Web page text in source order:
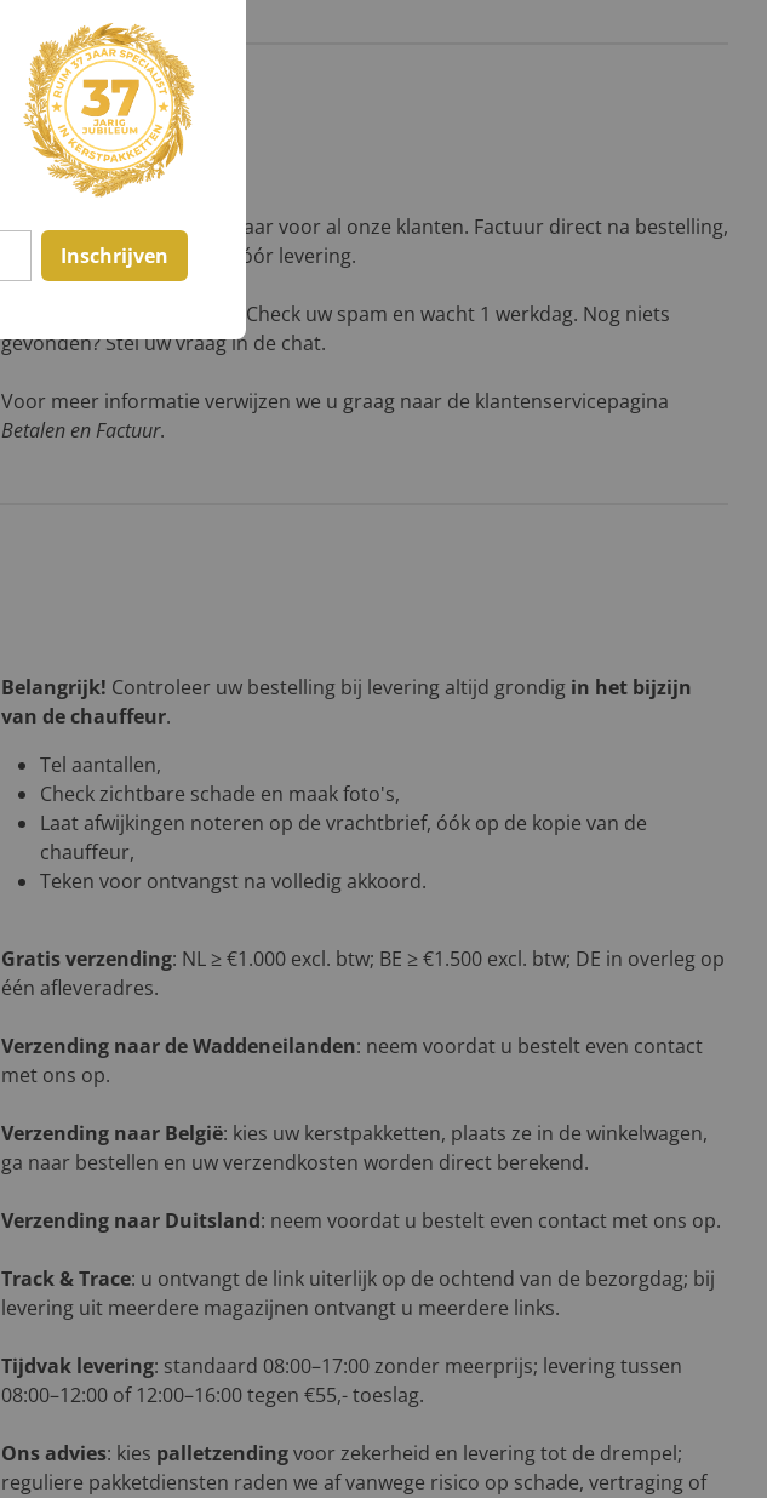
Vooruitbetalen?Beschikbaar voor al onze klanten. Factuur direct na bestelling,
betaling uiterlijk 2 weken vóór levering.
Check uw spam en wacht 1 werkdag. Nog niets
gevonden? Stel uw vraag in de chat.
Voor meer informatie verwijzen we u graag naar de klantenservicepagina
Betalen en Factuur.
Belangrijk! Controleer uw bestelling bij levering altijd grondig in het bijzijn
van de chauffeur.
Tel aantallen,
Check zichtbare schade en maak foto's,
Laat afwijkingen noteren op de vrachtbrief, óók op de kopie van de
chauffeur,
Teken voor ontvangst na volledig akkoord.
Gratis verzending: NL ≥ €1.000 excl. btw; BE ≥ €1.500 excl. btw; DE in overleg op
één afleveradres.
Verzending naar de Waddeneilanden: neem voordat u bestelt even contact
met ons op.
Verzending naar België: kies uw kerstpakketten, plaats ze in de winkelwagen,
ga naar bestellen en uw verzendkosten worden direct berekend.
Verzending naar Duitsland: neem voordat u bestelt even contact met ons op.
Track & Trace: u ontvangt de link uiterlijk op de ochtend van de bezorgdag; bij
levering uit meerdere magazijnen ontvangt u meerdere links.
Tijdvak levering: standaard 08:00–17:00 zonder meerprijs; levering tussen
08:00–12:00 of 12:00–16:00 tegen €55,- toeslag.
Ons advies: kies palletzendingvoor zekerheid en levering tot de drempel;
reguliere pakketdiensten raden we af vanwege risico op schade, vertraging of
Inschrijven